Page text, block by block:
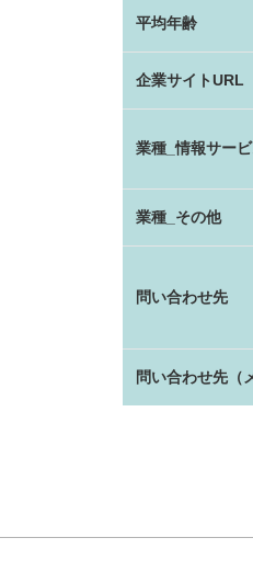
平均年齢
企業サイトURL
業種_情報サー
業種_その他
問い合わせ先
問い合わせ先（